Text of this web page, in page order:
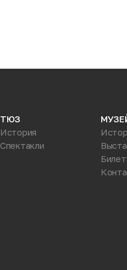
ТЮЗ
История
Спектакли